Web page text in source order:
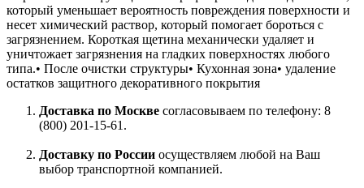
который уменьшает вероятность повреждения поверхности и
несет химический раствор, который помогает бороться с
загрязнением. Короткая щетина механически удаляет и
уничтожает загрязнения на гладких поверхностях любого
типа.• После очистки структуры• Кухонная зона• удаление
остатков защитного декоративного покрытия
Доставка по Москве согласовываем по телефону: 8
(800) 201-15-61.
Доставку по России осуществляем любой на Ваш
выбор транспортной компанией.